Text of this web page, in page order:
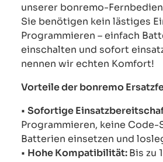
unserer bonremo-
Sie benötigen kein lästiges
Programmieren – einfach
einschalten und sofort
nennen wir echten Komfort!
Vorteile der bonremo
• Sofortige
Programmieren, keine Code-
Batterien einsetzen und
• Hohe Kompatibilität:Bis zu